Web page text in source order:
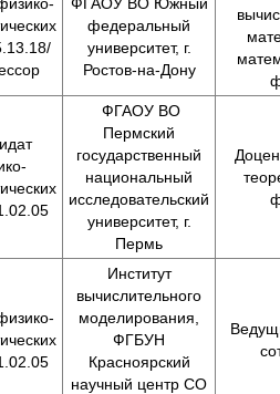
федеральный
университет, г.
Ростов-на-Дону
ФГАОУ ВО
Пермский
государственный
национальный
исследовательский
университет, г.
Пермь
Институт
вычислительного
моделирования,
ФГБУН
Красноярский
научный центр СО